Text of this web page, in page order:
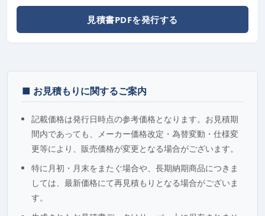
見積書PDFを発行する
■ お見積もりに関するご案内
記載価格は発行日時点の参考価格となります。お見積期
間内であっても、メーカー価格改定・為替変動・仕様変
更等により、販売価格が変更となる場合がございます。
特に月初・月末をまたぐ場合や、長期納期商品につきま
しては、最新価格にて再見積もりとなる場合がございま
す。